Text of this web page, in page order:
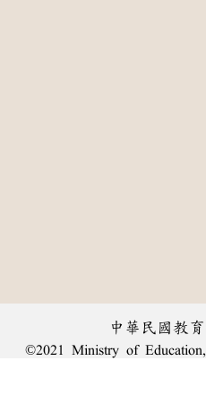
中華民國教
©2021 Ministry of